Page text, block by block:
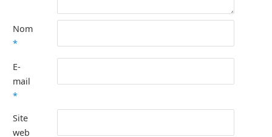
Nom
*
E-
mail
*
Site
web